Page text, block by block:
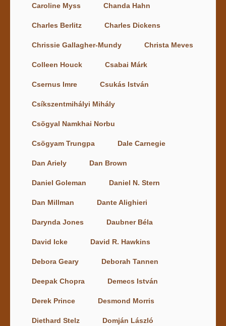
Caroline Myss Chanda Hahn
Charles Berlitz Charles Dickens
Chrissie Gallagher-Mundy Christa Meves
Colleen Houck Csabai Márk
Csernus Imre Csukás István
Csíkszentmihályi Mihály
Csögyal Namkhai Norbu
Csögyam Trungpa Dale Carnegie
Dan Ariely Dan Brown
Daniel Goleman Daniel N. Stern
Dan Millman Dante Alighieri
Darynda Jones Daubner Béla
David Icke David R. Hawkins
Debora Geary Deborah Tannen
Deepak Chopra Demecs István
Derek Prince Desmond Morris
Diethard Stelz Domján László